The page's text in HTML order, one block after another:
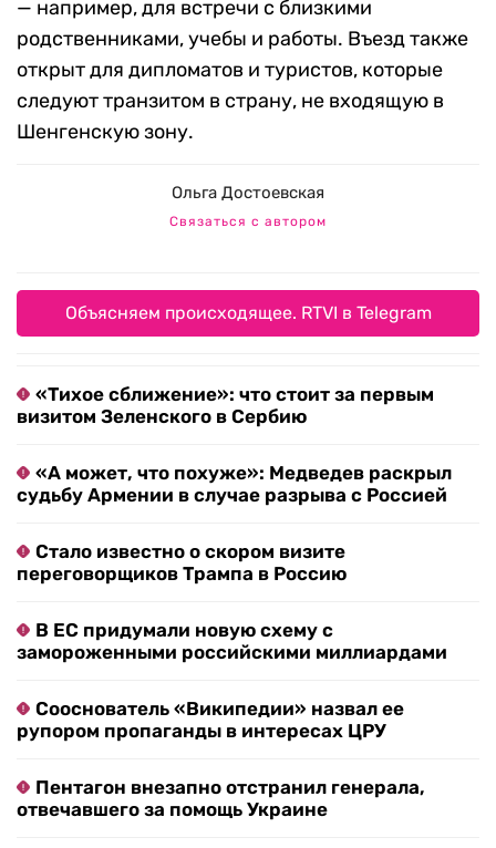
— например, для встречи с близкими
родственниками, учебы и работы. Въезд также
открыт для дипломатов и туристов, которые
следуют транзитом в страну, не входящую в
Шенгенскую зону.
Ольга Достоевская
Связаться с автором
Объясняем происходящее. RTVI в Telegram
«Тихое сближение»: что стоит за первым
визитом Зеленского в Сербию
«А может, что похуже»: Медведев раскрыл
судьбу Армении в случае разрыва с Россией
Стало известно о скором визите
переговорщиков Трампа в Россию
В ЕС придумали новую схему с
замороженными российскими миллиардами
Сооснователь «Википедии» назвал ее
рупором пропаганды в интересах ЦРУ
Пентагон внезапно отстранил генерала,
отвечавшего за помощь Украине